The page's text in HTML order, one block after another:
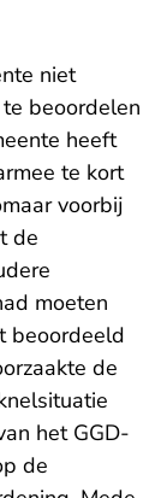
niet
beoordelen
heeft
te kort
voorbij
de
moeten
beoordeeld
de
het GGD-
de